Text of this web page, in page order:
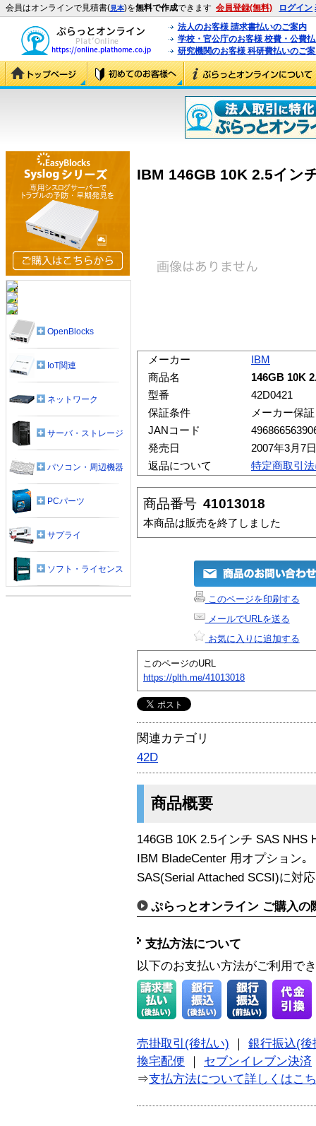
会員はオンラインで見積書(見本)を無料で作成できます 会員登録(無料) ログイン
法人のお客様 請求書払いのご案内
学校・官公庁のお客様 校費・公費
研究機関のお客様 科研費払いのご
IBM 146GB 10K 2.5イン
メーカー
IBM
商品名
146GB 10K
型番
42D0421
保証条件
メーカー保証
JANコード
発売日
2007年3月7日
返品について
特定商取引
商品番号 41013018
本商品は販売を終了しました
このページを印刷する
メールでURLを送る
お気に入りに追加する
このページのURL
https://plth.me/41013018
関連カテゴリ
42D
商品概要
146GB 10K 2.5インチ SAS NHS
IBM BladeCenter 用オプション｡
SAS(Serial Attached SCSI)に対
ぷらっとオンライン ご購入の
支払方法について
以下のお支払い方法がご利用で
売掛取引(後払い)
銀行振込(後
換宅配便
セブンイレブン決済
⇒支払方法について詳しくはこ
OpenBlocks
IoT関連
ネットワーク
サーバ・ストレージ
パソコン・周辺機器
PCパーツ
サプライ
ソフト・ライセンス